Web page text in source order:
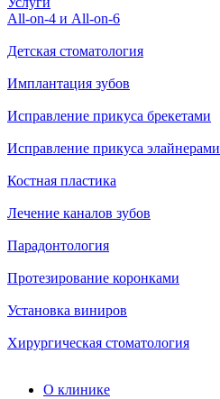
All-on-4 и All-on-6
Детская стоматология
Имплантация зубов
Исправление прикуса брекетами
Исправление прикуса элайнерами
Костная пластика
Лечение каналов зубов
Парадонтология
Протезирование коронками
Установка виниров
Хирургическая стоматология
О клинике